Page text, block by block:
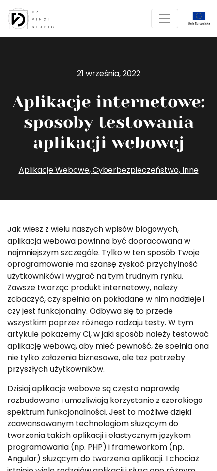
21 września, 2022
Aplikacje internetowe:
sposoby testowania
aplikacji webowej
Aplikacje Webowe,Cyberbezpieczeństwo, Inne
Jak wiesz z wielu naszych wpisów blogowych,
aplikacja webowa powinna być dopracowana w
najmniejszym szczególe. Tylko w ten sposób Twoje
oprogramowanie ma szansę zyskać przychylność
użytkowników i wygrać na tym trudnym rynku.
Zawsze tworząc produkt internetowy, należy
zobaczyć, czy spełnia on pokładane w nim nadzieje i
czy jest funkcjonalny. Odbywa się to przede
wszystkim poprzez różnego rodzaju testy. W tym
artykule pokażemy Ci, w jaki sposób należy testować
aplikację webową, aby mieć pewność, że spełnia ona
nie tylko założenia biznesowe, ale też potrzeby
przyszłych użytkowników.
Dzisiaj aplikacje webowe są często naprawdę
rozbudowane i umożliwiają korzystanie z szerokiego
spektrum funkcjonalności. Jest to możliwe dzięki
zaawansowanym technologiom służącym do
tworzenia takich aplikacji i elastycznym językom
programowania (np. PHP) i frameworkom (np.
Angular) służącym do tworzenia aplikacji. I chociaż